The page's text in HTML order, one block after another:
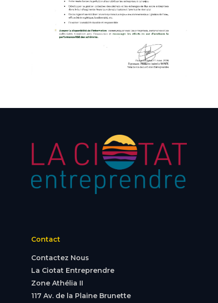
Contact
Contactez Nous
La Ciotat Entreprendre
Zone Athélia II
117 Av. de la Plaine Brunette